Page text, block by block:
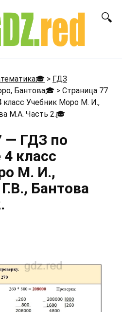
> ГДЗ
Бантова🎓 > Страница 77
Учебник Моро М. И.,
М.А. Часть 2.🎓
— ГДЗ по
класс
М. И.,
Бантова